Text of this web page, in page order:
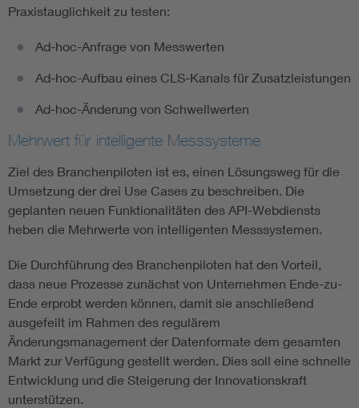
Praxistauglichkeit zu testen:
Ad-hoc-Anfrage von Messwerten
Ad-hoc-Aufbau eines CLS-Kanals für Zusatzleistungen
Ad-hoc-Änderung von Schwellwerten
Mehrwert für intelligente Messsysteme
Ziel des Branchenpiloten ist es, einen Lösungsweg für die
Umsetzung der drei Use Cases zu beschreiben. Die
geplanten neuen Funktionalitäten des API-Webdiensts
heben die Mehrwerte von intelligenten Messsystemen.
Die Durchführung des Branchenpiloten hat den Vorteil,
dass neue Prozesse zunächst von Unternehmen Ende-zu-
Ende erprobt werden können, damit sie anschließend
ausgefeilt im Rahmen des regulärem
Änderungsmanagement der Datenformate dem gesamten
Markt zur Verfügung gestellt werden. Dies soll eine schnelle
Entwicklung und die Steigerung der Innovationskraft
unterstützen.